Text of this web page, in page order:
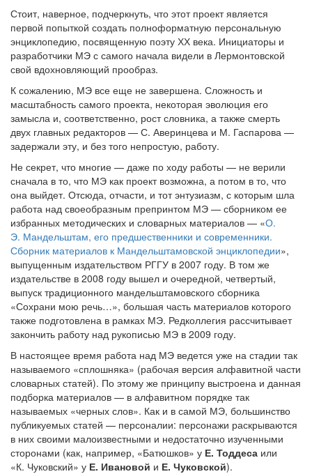
Стоит, наверное, подчеркнуть, что этот проект является
первой попыткой создать полноформатную персональную
энциклопедию, посвященную поэту ХХ века. Инициаторы и
разработчики МЭ с самого начала видели в Лермонтовской
свой вдохновляющий прообраз.
К сожалению, МЭ все еще не завершена. Сложность и
масштабность самого проекта, некоторая эволюция его
замысла и, соответственно, рост словника, а также смерть
двух главных редакторов — С. Аверинцева и М. Гаспарова —
задержали эту, и без того непростую, работу.
Не секрет, что многие — даже по ходу работы — не верили
сначала в то, что МЭ как проект возможна, а потом в то, что
она выйдет. Отсюда, отчасти, и тот энтузиазм, с которым шла
работа над своеобразным препринтом МЭ — сборником ее
избранных методических и словарных материалов — «О.
Э. Мандельштам, его предшественники и современники.
Сборник материалов к Мандельштамовской энциклопедии»,
выпущенным издательством РГГУ в 2007 году. В том же
издательстве в 2008 году вышел и очередной, четвертый,
выпуск традиционного мандельштамовского сборника
«Сохрани мою речь…», большая часть материалов которого
также подготовлена в рамках МЭ. Редколлегия рассчитывает
закончить работу над рукописью МЭ в 2009 году.
В настоящее время работа над МЭ ведется уже на стадии так
называемого «сплошняка» (рабочая версия алфавитной части
словарных статей). По этому же принципу выстроена и данная
подборка материалов — в алфавитном порядке так
называемых «черных слов». Как и в самой МЭ, большинство
публикуемых статей — персоналии: персонажи раскрываются
в них своими малоизвестными и недостаточно изученными
сторонами (как, например, «Батюшков» у Е. Тоддеса или
«К. Чуковский» у Е. Ивановой и Е. Чуковской).